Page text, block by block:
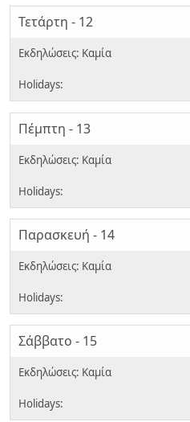
Τετάρτη - 12
Πέμπτη - 13
Παρασκευή - 14
Σάββατο - 15